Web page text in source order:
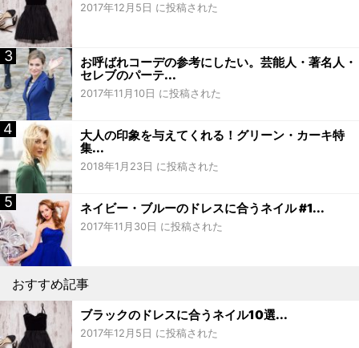
2017年12月5日 に投稿された
お呼ばれコーデの参考にしたい。芸能人・著名人・
セレブのパーテ...
2017年11月10日 に投稿された
大人の印象を与えてくれる！グリーン・カーキ特
集...
2018年1月23日 に投稿された
ネイビー・ブルーのドレスに合うネイル #1...
2017年11月30日 に投稿された
おすすめ記事
ブラックのドレスに合うネイル10選...
2017年12月5日 に投稿された